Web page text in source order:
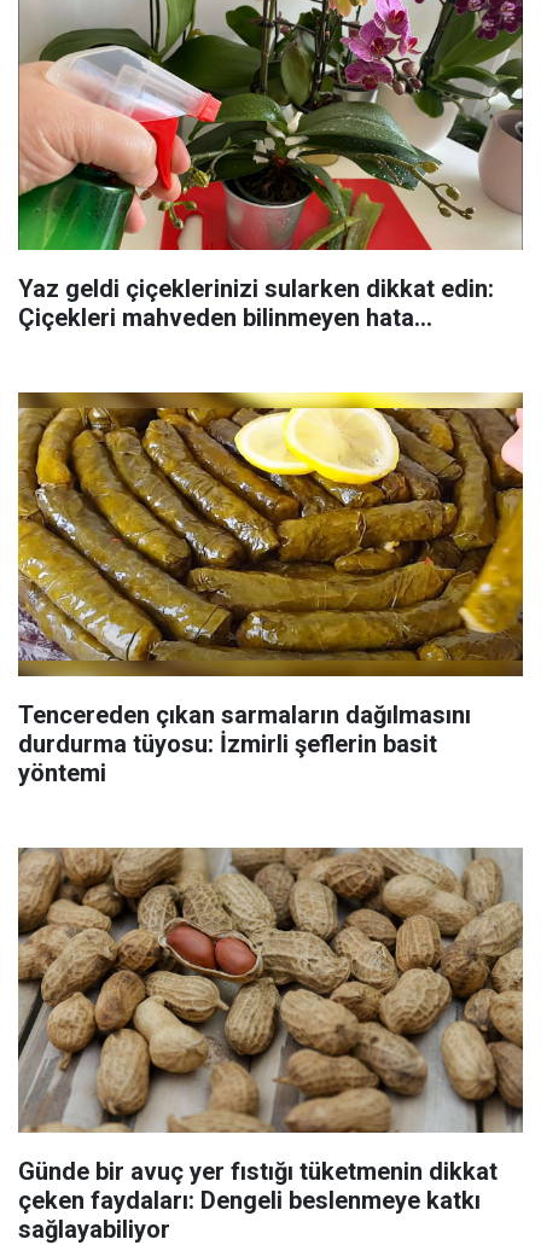
Yaz geldi çiçeklerinizi sularken dikkat edin:
Çiçekleri mahveden bilinmeyen hata...
Tencereden çıkan sarmaların dağılmasını
durdurma tüyosu: İzmirli şeflerin basit
yöntemi
Günde bir avuç yer fıstığı tüketmenin dikkat
çeken faydaları: Dengeli beslenmeye katkı
sağlayabiliyor